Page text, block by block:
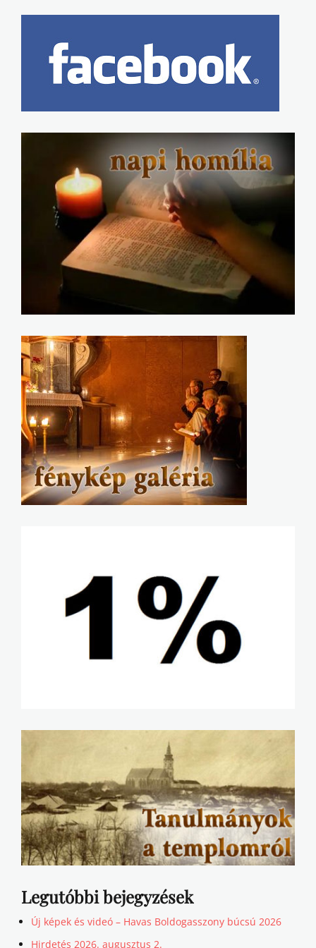
Legutóbbi bejegyzések
Új képek és videó – Havas Boldogasszony búcsú 2026
Hirdetés 2026. augusztus 2.